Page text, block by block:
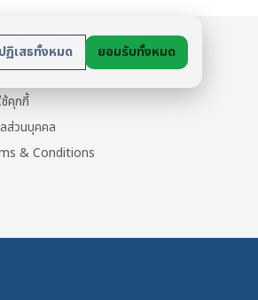
ปฏิเสธทั้งหมด ยอมรับทั้งหมด
บาย
ส่วนตัว
ช้คุกกี้
ส่วนบุคคล
& Conditions